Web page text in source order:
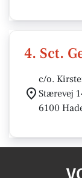
4. Sct.
c/o.
Stærevej
6100